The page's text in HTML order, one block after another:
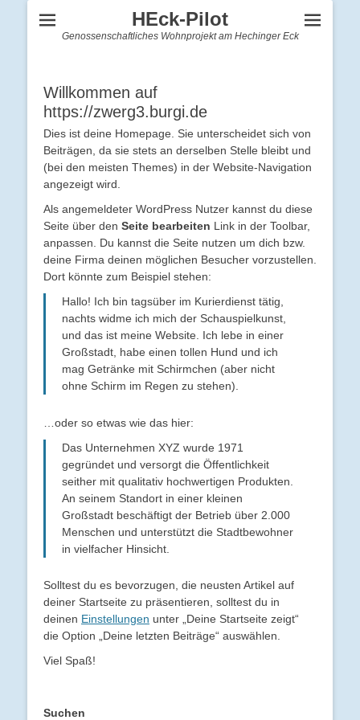
HEck-Pilot
Genossenschaftliches Wohnprojekt am Hechinger Eck
Willkommen auf
https://zwerg3.burgi.de
Dies ist deine Homepage. Sie unterscheidet sich von
Beiträgen, da sie stets an derselben Stelle bleibt und
(bei den meisten Themes) in der Website-Navigation
angezeigt wird.
Als angemeldeter WordPress Nutzer kannst du diese
Seite über den Seite bearbeiten Link in der Toolbar,
anpassen. Du kannst die Seite nutzen um dich bzw.
deine Firma deinen möglichen Besucher vorzustellen.
Dort könnte zum Beispiel stehen:
Hallo! Ich bin tagsüber im Kurierdienst tätig,
nachts widme ich mich der Schauspielkunst,
und das ist meine Website. Ich lebe in einer
Großstadt, habe einen tollen Hund und ich
mag Getränke mit Schirmchen (aber nicht
ohne Schirm im Regen zu stehen).
…oder so etwas wie das hier:
Das Unternehmen XYZ wurde 1971
gegründet und versorgt die Öffentlichkeit
seither mit qualitativ hochwertigen Produkten.
An seinem Standort in einer kleinen
Großstadt beschäftigt der Betrieb über 2.000
Menschen und unterstützt die Stadtbewohner
in vielfacher Hinsicht.
Solltest du es bevorzugen, die neusten Artikel auf
deiner Startseite zu präsentieren, solltest du in
deinen Einstellungen unter „Deine Startseite zeigt“
die Option „Deine letzten Beiträge“ auswählen.
Viel Spaß!
Suchen